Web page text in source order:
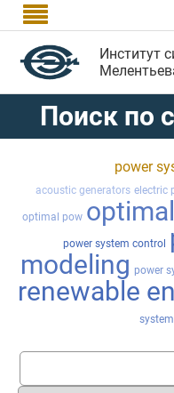

Институт
Поиск по
power
acoustic generators electric
optimal pow
power system control
modeling power
renewable